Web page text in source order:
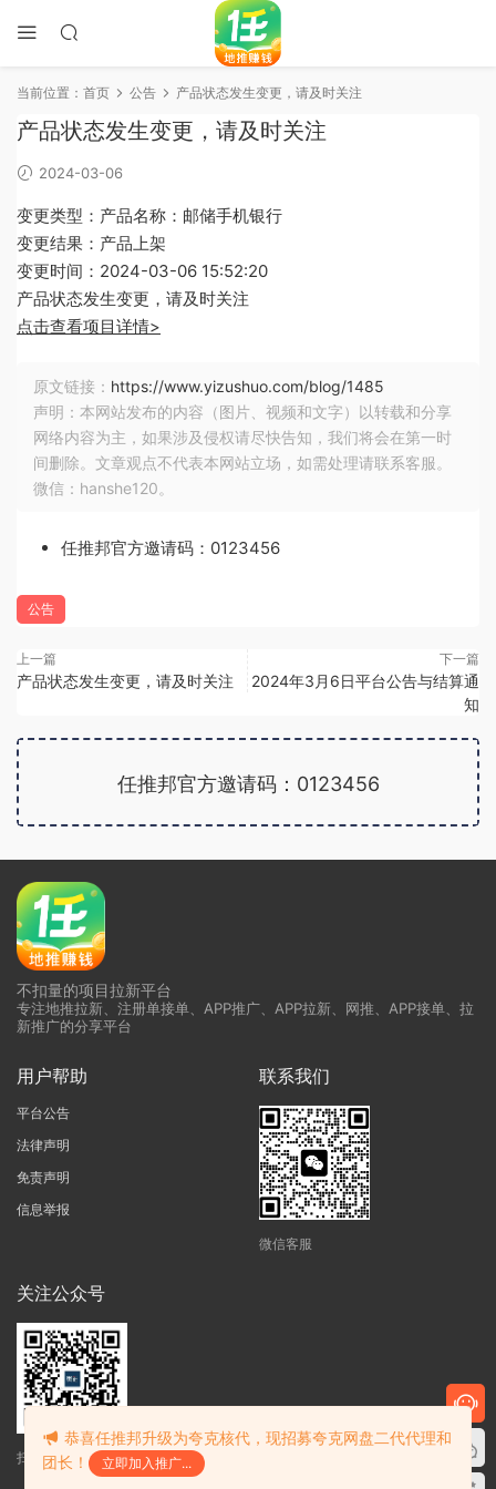
当前位置： 首页 公告 产品状态发生变更，请及时关注
产品状态发生变更，请及时关注
2024-03-06
变更类型：产品名称：邮储手机银行
变更结果：产品上架
变更时间：2024-03-06 15:52:20
产品状态发生变更，请及时关注
点击查看项目详情>
原文链接： https://www.yizushuo.com/blog/1485
声明：本网站发布的内容（图片、视频和文字）以转载和分享
网络内容为主，如果涉及侵权请尽快告知，我们将会在第一时
间删除。文章观点不代表本网站立场，如需处理请联系客服。
微信：hanshe120。
任推邦官方邀请码：0123456
公告
上一篇
产品状态发生变更，请及时关注
下一篇
2024年3月6日平台公告与结算通
知
任推邦官方邀请码：0123456
不扣量的项目拉新平台
专注地推拉新、注册单接单、APP推广、APP拉新、网推、APP接单、拉
新推广的分享平台
用户帮助
平台公告
法律声明
免责声明
信息举报
联系我们
微信客服
关注公众号
扫码获得最新资讯
恭喜任推邦升级为夸克核代，现招募夸克网盘二代代理和
团长！
立即加入推广...